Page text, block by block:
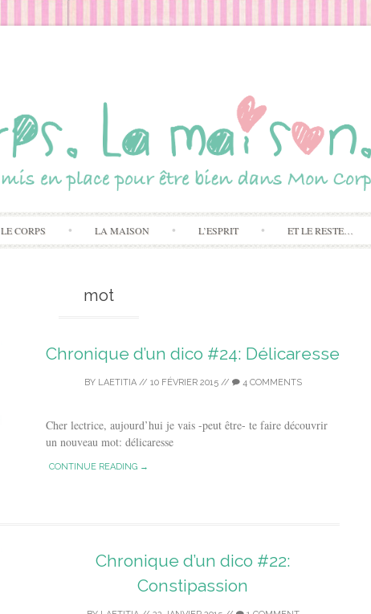
LE CORPS LA MAISON L’ESPRIT ET LE RESTE…
mot
Chronique d’un dico #24: Délicaresse
BY LAETITIA// 10 FÉVRIER 2015// 4 COMMENTS
Cher lectrice, aujourd’hui je vais -peut être- te faire découvrir
un nouveau mot: délicaresse
CONTINUE READING →
Chronique d’un dico #22:
Constipassion